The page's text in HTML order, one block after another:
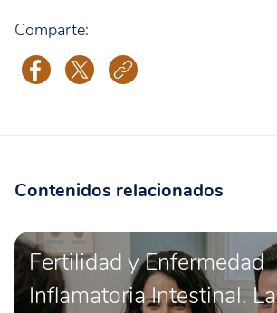
Comparte:
Contenidos relacionados
Fertilidad y Enfermedad
Inflamatoria Intestinal. La